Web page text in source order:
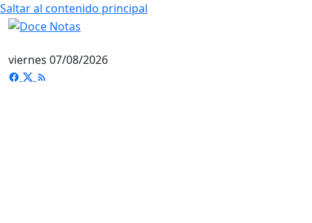
Saltar al contenido principal
viernes 07/08/2026